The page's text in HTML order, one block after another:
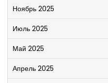
Ноябрь 2025
Июль 2025
Май 2025
Апрель 2025